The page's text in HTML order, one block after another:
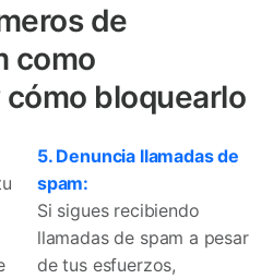
de
como
bloquearlo
5. Denuncia llamadas de
spam:
Si sigues recibiendo
llamadas de spam a pesar
de tus esfuerzos,